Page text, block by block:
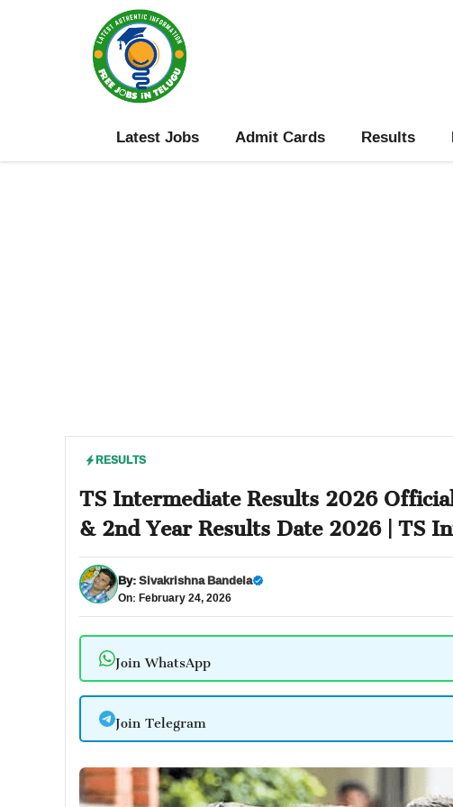
Latest Jobs Admit Cards Results
RESULTS
TS Intermediate Results 2026
& 2nd Year Results Date 2026 | TS
By:Sivakrishna Bandela
On: February 24, 2026
Join WhatsApp
Join Telegram